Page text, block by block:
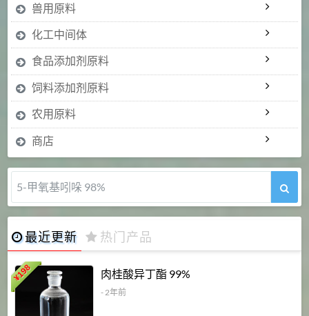
兽用原料
化工中间体
食品添加剂原料
饲料添加剂原料
农用原料
商店
5-甲氧基吲哚 98%
最近更新 热门产品
¥
198 肉桂酸异丁酯 99%
- 2年前